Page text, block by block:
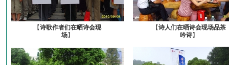
【诗歌作者们在晒诗会现
场】
【诗人们在晒诗会现场品茶
吟诗】